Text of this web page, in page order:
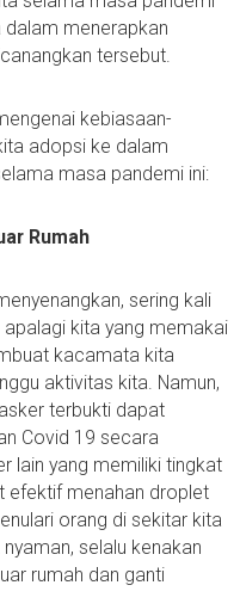
menerapkan
tersebut.
kebiasaan-
adopsi ke dalam
masa pandemi ini:
Rumah
sering kali
kita yang memakai
kacamata kita
aktivitas kita. Namun,
terbukti dapat
Covid 19 secara
lain yang memiliki tingkat
efektif menahan droplet
orang di sekitar kita
selalu kenakan
rumah dan ganti